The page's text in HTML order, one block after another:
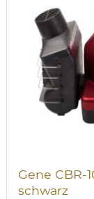
Gene CBR-
schwarz